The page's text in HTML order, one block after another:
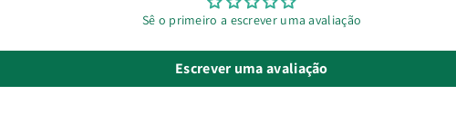
Sê o primeiro a escrever uma avaliação
Escrever uma avaliação